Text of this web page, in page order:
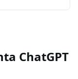
ChatGPT